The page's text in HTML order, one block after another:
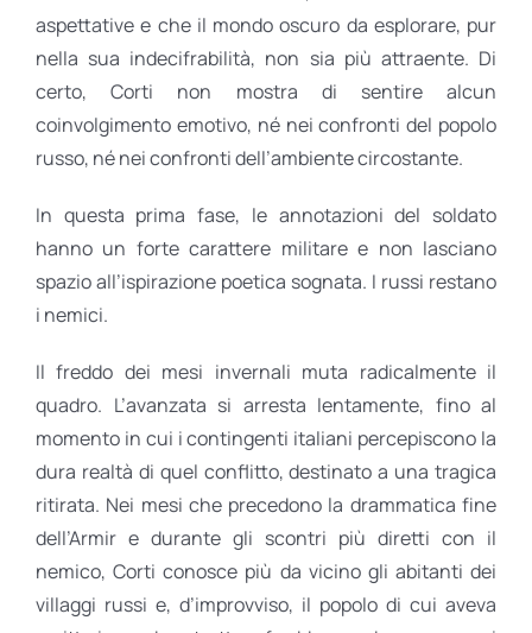
aspettative e che il mondo oscuro da esplorare, pur
nella sua indecifrabilità, non sia più attraente. Di
certo, Corti non mostra di sentire alcun
coinvolgimento emotivo, né nei confronti del popolo
russo, né nei confronti dell’ambiente circostante.
In questa prima fase, le annotazioni del soldato
hanno un forte carattere militare e non lasciano
spazio all’ispirazione poetica sognata. I russi restano
i nemici.
Il freddo dei mesi invernali muta radicalmente il
quadro. L’avanzata si arresta lentamente, fino al
momento in cui i contingenti italiani percepiscono la
dura realtà di quel conflitto, destinato a una tragica
ritirata. Nei mesi che precedono la drammatica fine
dell’Armir e durante gli scontri più diretti con il
nemico, Corti conosce più da vicino gli abitanti dei
villaggi russi e, d’improvviso, il popolo di cui aveva